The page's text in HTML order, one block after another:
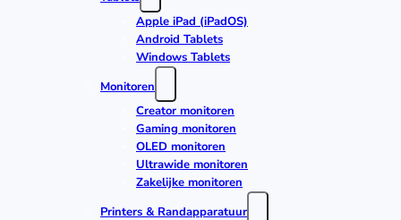
Apple iPad (iPadOS)
Android Tablets
Windows Tablets
Monitoren
Creator monitoren
Gaming monitoren
OLED monitoren
Ultrawide monitoren
Zakelijke monitoren
Printers & Randapparatuur